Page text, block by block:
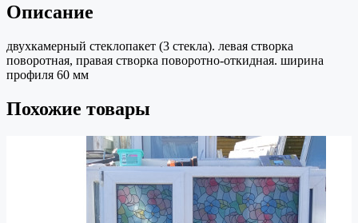
Описание
двухкамерный стеклопакет (3 стекла). левая створка
поворотная, правая створка поворотно-откидная. ширина
профиля 60 мм
Похожие товары